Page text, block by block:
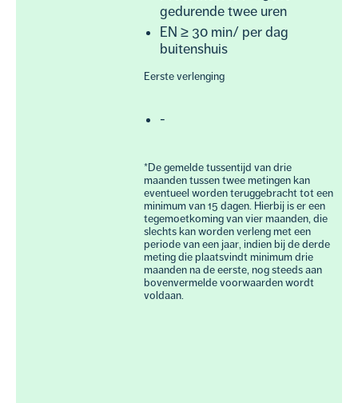
gedurende twee uren
EN ≥ 30 min/ per dag
buitenshuis
Eerste verlenging
-
*De gemelde tussentijd van drie
maanden tussen twee metingen kan
eventueel worden teruggebracht tot een
minimum van 15 dagen. Hierbij is er een
tegemoetkoming van vier maanden, die
slechts kan worden verleng met een
periode van een jaar, indien bij de derde
meting die plaatsvindt minimum drie
maanden na de eerste, nog steeds aan
bovenvermelde voorwaarden wordt
voldaan.